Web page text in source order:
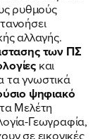
ρυθμούς
αλλαγής.
των ΠΣ
και
τα γνωστικά
ψηφιακό
Μελέτη
Γεωγραφία,
σε εικονικές